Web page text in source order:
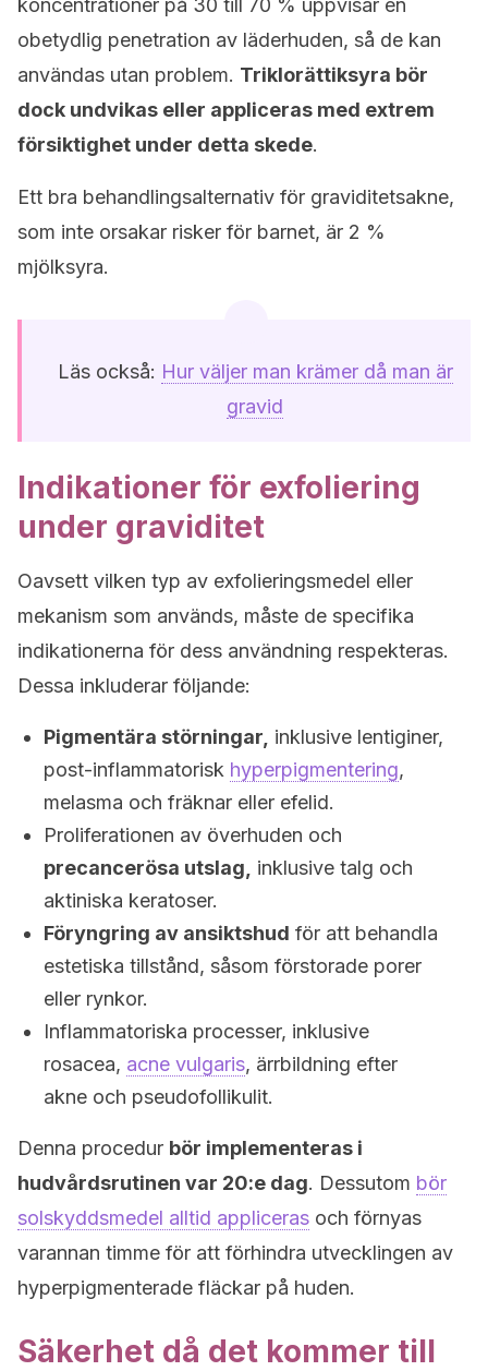
koncentrationer på 30 till 70 % uppvisar en
obetydlig penetration av läderhuden, så de kan
användas utan problem. Triklorättiksyra bör
dock undvikas eller appliceras med extrem
försiktighet under detta skede.
Ett bra behandlingsalternativ för graviditetsakne,
som inte orsakar risker för barnet, är 2 %
mjölksyra.
Läs också: Hur väljer man krämer då man är
gravid
Indikationer för exfoliering
under graviditet
Oavsett vilken typ av exfolieringsmedel eller
mekanism som används, måste de specifika
indikationerna för dess användning respekteras.
Dessa inkluderar följande:
Pigmentära störningar, inklusive lentiginer,
post-inflammatorisk hyperpigmentering,
melasma och fräknar eller efelid.
Proliferationen av överhuden och
precancerösa utslag,
inklusive talg och
aktiniska keratoser.
Föryngring av ansiktshud för att behandla
estetiska tillstånd, såsom förstorade porer
eller rynkor.
Inflammatoriska processer, inklusive
rosacea, acne vulgaris, ärrbildning efter
akne och pseudofollikulit.
Denna procedur bör implementeras i
hudvårdsrutinen var 20:e dag. Dessutom bör
solskyddsmedel alltid appliceras och förnyas
varannan timme för att förhindra utvecklingen av
hyperpigmenterade fläckar på huden.
Säkerhet då det kommer till